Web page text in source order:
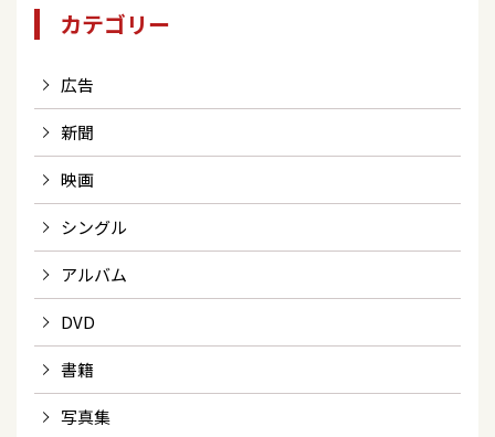
カテゴリー
広告
新聞
映画
シングル
アルバム
DVD
書籍
写真集